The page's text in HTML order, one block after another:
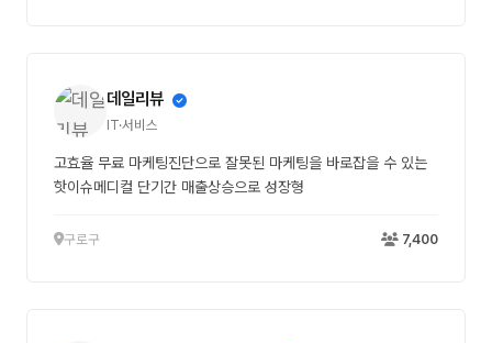
데일리뷰
IT·서비스
고효율 무료 마케팅진단으로 잘못된 마케팅을 바로잡을 수 있는
핫이슈메디컬 단기간 매출상승으로 성장형
구로구 7,400